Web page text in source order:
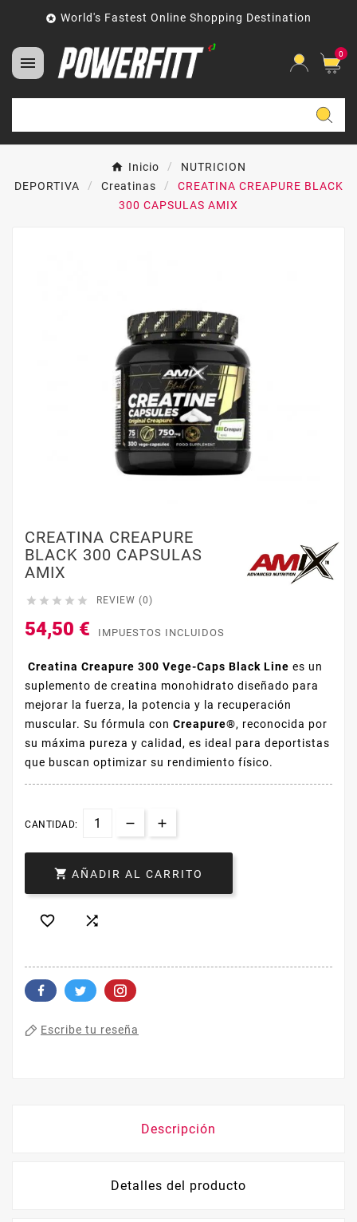
 World's Fastest Online Shopping Destination
 0
Inicio
NUTRICION
DEPORTIVA
Creatinas
CREATINA CREAPURE BLACK
300 CAPSULAS AMIX
CREATINA CREAPURE
BLACK 300 CAPSULAS
AMIX
     REVIEW (0)
54,50 € IMPUESTOS INCLUIDOS
Creatina Creapure 300 Vege-Caps Black Line es un
suplemento de creatina monohidrato diseñado para
mejorar la fuerza, la potencia y la recuperación
muscular. Su fórmula con Creapure®, reconocida por
su máxima pureza y calidad, es ideal para deportistas
que buscan optimizar su rendimiento físico.
CANTIDAD:
 AÑADIR AL CARRITO
 
Escribe tu reseña
Descripción
Detalles del producto